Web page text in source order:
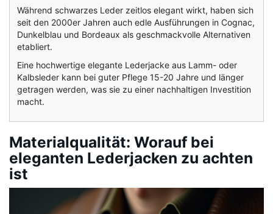
Während schwarzes Leder zeitlos elegant wirkt, haben sich
seit den 2000er Jahren auch edle Ausführungen in Cognac,
Dunkelblau und Bordeaux als geschmackvolle Alternativen
etabliert.
Eine hochwertige elegante Lederjacke aus Lamm- oder
Kalbsleder kann bei guter Pflege 15-20 Jahre und länger
getragen werden, was sie zu einer nachhaltigen Investition
macht.
Materialqualität: Worauf bei
eleganten Lederjacken zu achten
ist